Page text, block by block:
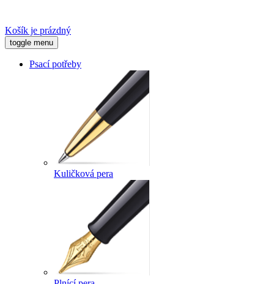
Košík je prázdný
toggle menu
Psací potřeby
Kuličková pera